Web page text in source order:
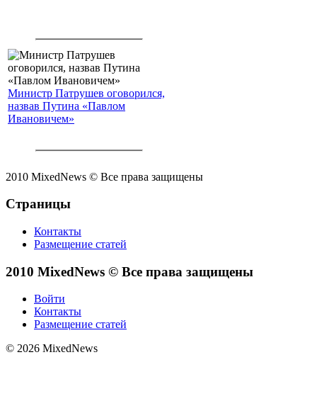
Министр Патрушев оговорился,
назвав Путина «Павлом
Ивановичем»
2010 MixedNews © Все права защищены
Страницы
Контакты
Размещение статей
2010 MixedNews © Все права защищены
Войти
Контакты
Размещение статей
© 2026 MixedNews